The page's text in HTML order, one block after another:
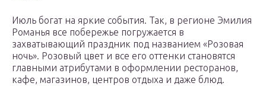
Июль богат на яркие события. Так, в регионе Эмилия
Романья все побережье погружается в
захватывающий праздник под названием «Розовая
ночь». Розовый цвет и все его оттенки становятся
главными атрибутами в оформлении ресторанов,
кафе, магазинов, центров отдыха и даже блюд.